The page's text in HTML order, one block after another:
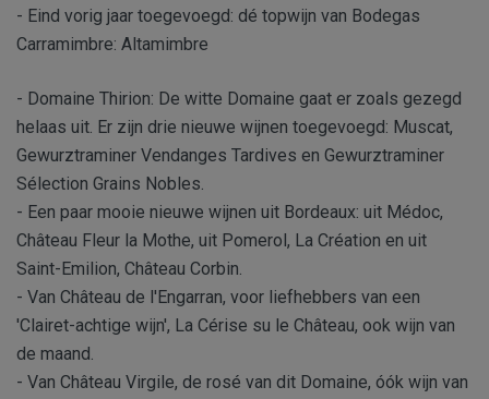
- Eind vorig jaar toegevoegd: dé topwijn van Bodegas
Carramimbre: Altamimbre
- Domaine Thirion: De witte Domaine gaat er zoals gezegd
helaas uit. Er zijn drie nieuwe wijnen toegevoegd: Muscat,
Gewurztraminer Vendanges Tardives en Gewurztraminer
Sélection Grains Nobles.
- Een paar mooie nieuwe wijnen uit Bordeaux: uit Médoc,
Château Fleur la Mothe, uit Pomerol, La Création en uit
Saint-Emilion, Château Corbin.
- Van Château de l'Engarran, voor liefhebbers van een
'Clairet-achtige wijn', La Cérise su le Château, ook wijn van
de maand.
- Van Château Virgile, de rosé van dit Domaine, óók wijn van